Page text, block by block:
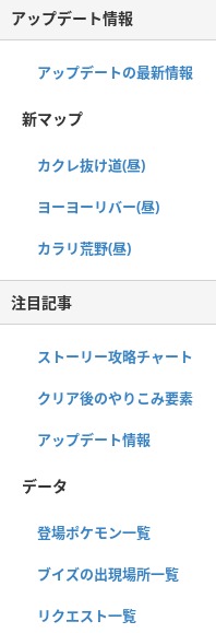
アップデート情報
アップデートの最新情報
新マップ
カクレ抜け道(昼)
ヨーヨーリバー(昼)
カラリ荒野(昼)
注目記事
ストーリー攻略チャート
クリア後のやりこみ要素
アップデート情報
データ
登場ポケモン一覧
ブイズの出現場所一覧
リクエスト一覧